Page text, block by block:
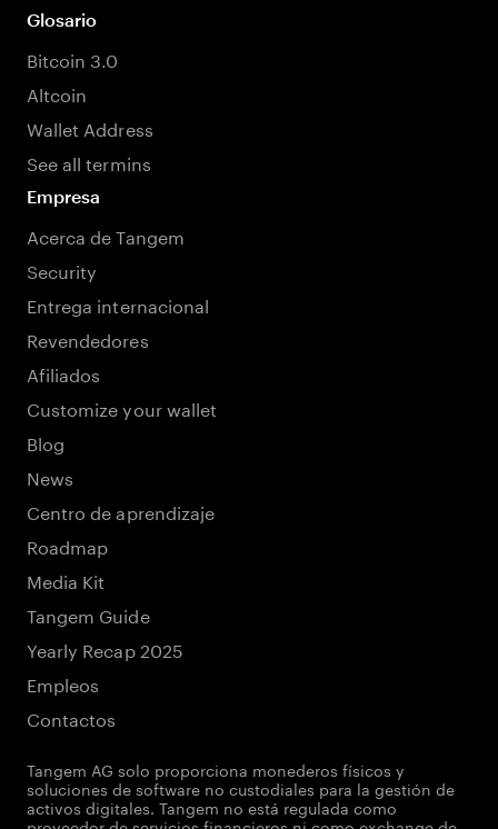
Glosario
Bitcoin 3.0
Altcoin
Wallet Address
See all termins
Empresa
Acerca de Tangem
Security
Entrega internacional
Revendedores
Afiliados
Customize your wallet
Blog
News
Centro de aprendizaje
Roadmap
Media Kit
Tangem Guide
Yearly Recap 2025
Empleos
Contactos
Tangem AG solo proporciona monederos físicos y
soluciones de software no custodiales para la gestión de
activos digitales. Tangem no está regulada como